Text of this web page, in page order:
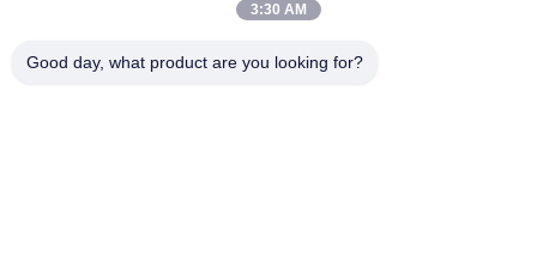
Ville de Dingshu, ville de Yixing, province de Jiangsu
3:30 AM
Good day, what product are you looking for?